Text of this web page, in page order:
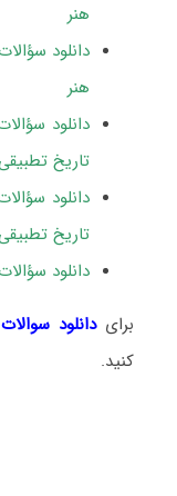
هنر
هنر
تاریخ
تاریخ
دانلود سؤالات آزمون
برایدانلود
کنید.